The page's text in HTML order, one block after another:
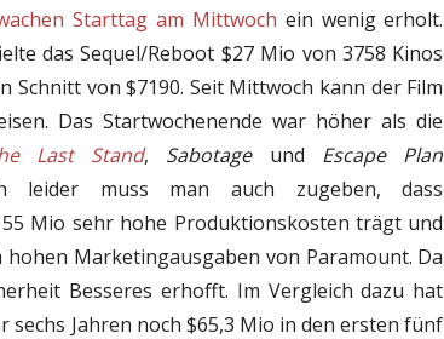
Starttag am Mittwoch ein wenig erholt.
das Sequel/Reboot $27 Mio von 3758 Kinos
Schnitt von $7190. Seit Mittwoch kann der Film
Das Startwochenende war höher als die
Last Stand, Sabotageund Escape Plan
leider muss man auch zugeben, dass
Mio sehr hohe Produktionskosten trägt und
hohen Marketingausgaben von Paramount. Da
Besseres erhofft. Im Vergleich dazu hat
sechs Jahren noch $65,3 Mio in den ersten fünf